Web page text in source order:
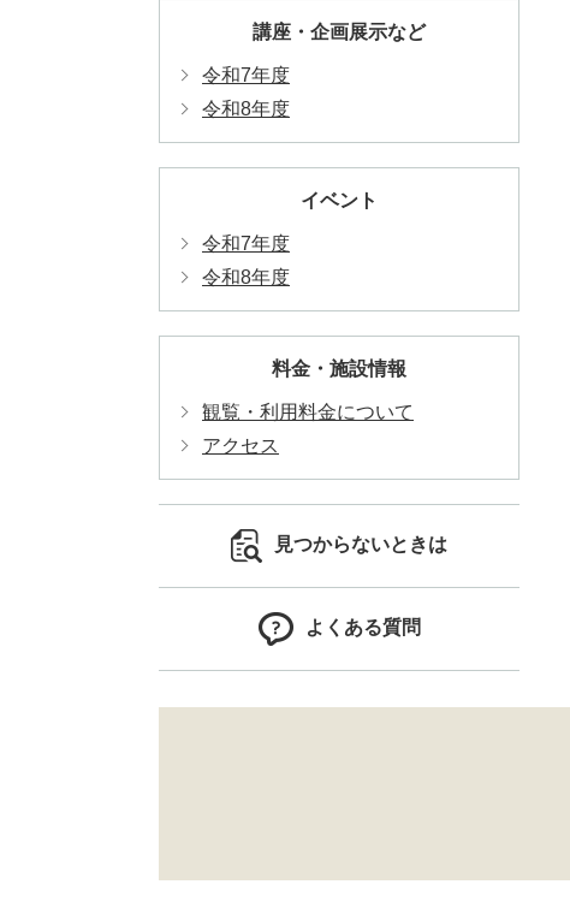
講座・企画展示など
令和7年度
令和8年度
イベント
令和7年度
令和8年度
料金・施設情報
観覧・利用料金について
アクセス
見つからないときは
よくある質問